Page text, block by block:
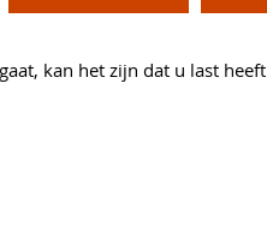
kan het zijn dat u last